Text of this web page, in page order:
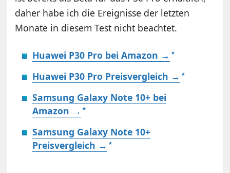
daher habe ich die Ereignisse der letzten
Monate in diesem Test nicht beachtet.
Huawei P30 Pro bei Amazon →
Huawei P30 Pro Preisvergleich →
Samsung Galaxy Note 10+ bei
Amazon →
Samsung Galaxy Note 10+
Preisvergleich →